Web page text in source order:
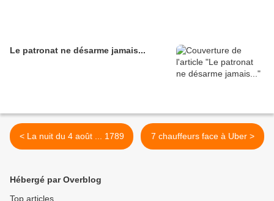
Le patronat ne désarme jamais...
< La nuit du 4 août ... 1789 7 chauffeurs face à Uber >
Hébergé par Overblog
Top articles